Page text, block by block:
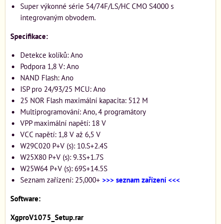
Super výkonné série 54/74F/LS/HC CMO S4000 s
integrovaným obvodem.
Specifikace:
Detekce kolíků: Ano
Podpora 1,8 V: Ano
NAND Flash: Ano
ISP pro 24/93/25 MCU: Ano
25 NOR Flash maximální kapacita: 512 M
Multiprogramování: Ano, 4 programátory
VPP maximální napětí: 18 V
VCC napětí: 1,8 V až 6,5 V
W29C020 P+V (s): 10.S+2.4S
W25X80 P+V (s): 9.3S+1.7S
W25W64 P+V (s): 69S+14.5S
Seznam zařízení: 25,000+ >>> seznam zařízení <<<
Software:
XgproV1075_Setup.rar